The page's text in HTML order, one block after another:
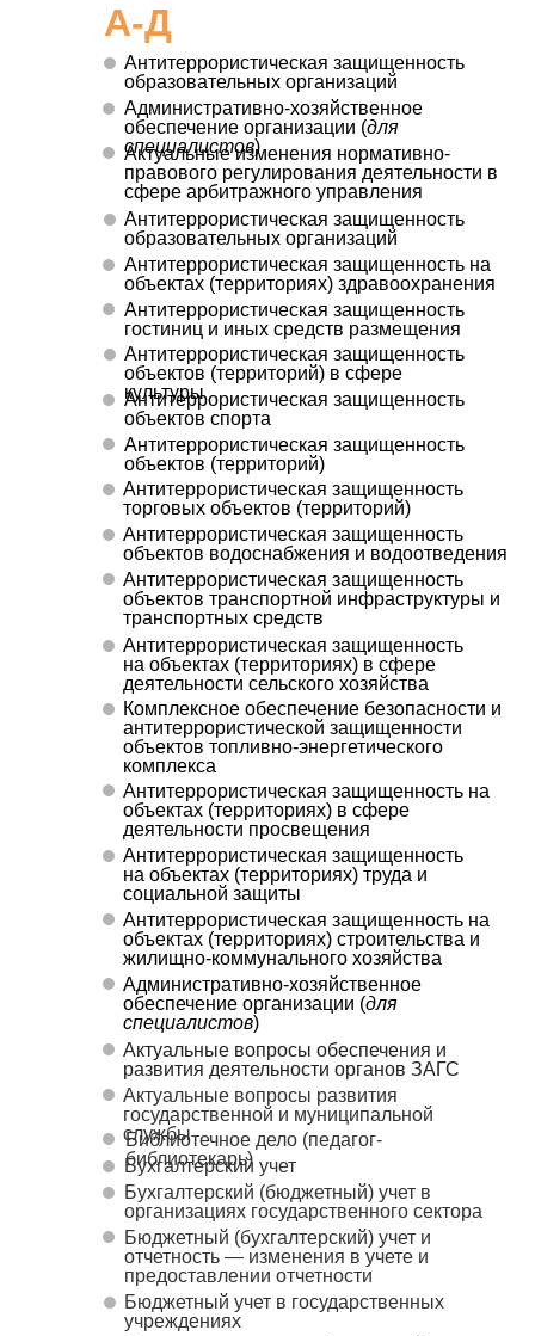
Актуальные изменения нормативно-
правового регулирования деятельности в
сфере арбитражного управления
Антитеррористическая защищенность
образовательных организаций
Административно-хозяйственное
обеспечение организации (для
специалистов)
А-Д
Антитеррористическая защищенность
гостиниц и иных средств размещения
Антитеррористическая защищенность
образовательных организаций
Антитеррористическая защищенность на
объектах (территориях) здравоохранения
Антитеррористическая защищенность
объектов (территорий)
Антитеррористическая защищенность
объектов (территорий) в сфере
культуры
Антитеррористическая защищенность
объектов спорта
Антитеррористическая защищенность
объектов транспортной инфраструктуры и
транспортных средств
Антитеррористическая защищенность
торговых объектов (территорий)
Антитеррористическая защищенность
объектов водоснабжения и водоотведения
Антитеррористическая защищенность на
объектах (территориях) в сфере
деятельности просвещения
Антитеррористическая защищенность
на объектах (территориях) в сфере
деятельности сельского хозяйства
Комплексное обеспечение безопасности и
антитеррористической защищенности
объектов топливно-энергетического
комплекса
Административно-хозяйственное
обеспечение организации (для
специалистов)
Антитеррористическая защищенность
на объектах (территориях) труда и
социальной защиты
Антитеррористическая защищенность на
объектах (территориях) строительства и
жилищно-коммунального хозяйства
Актуальные вопросы развития
государственной и муниципальной
службы
Актуальные вопросы обеспечения и
развития деятельности органов ЗАГС
Библиотечное дело (педагог-
библиотекарь)
Бюджетный (бухгалтерский) учет и
отчетность — изменения в учете и
предоставлении отчетности
Бухгалтерский учет
Бухгалтерский (бюджетный) учет в
организациях государственного сектора
Бюджетный учет в государственных
учреждениях